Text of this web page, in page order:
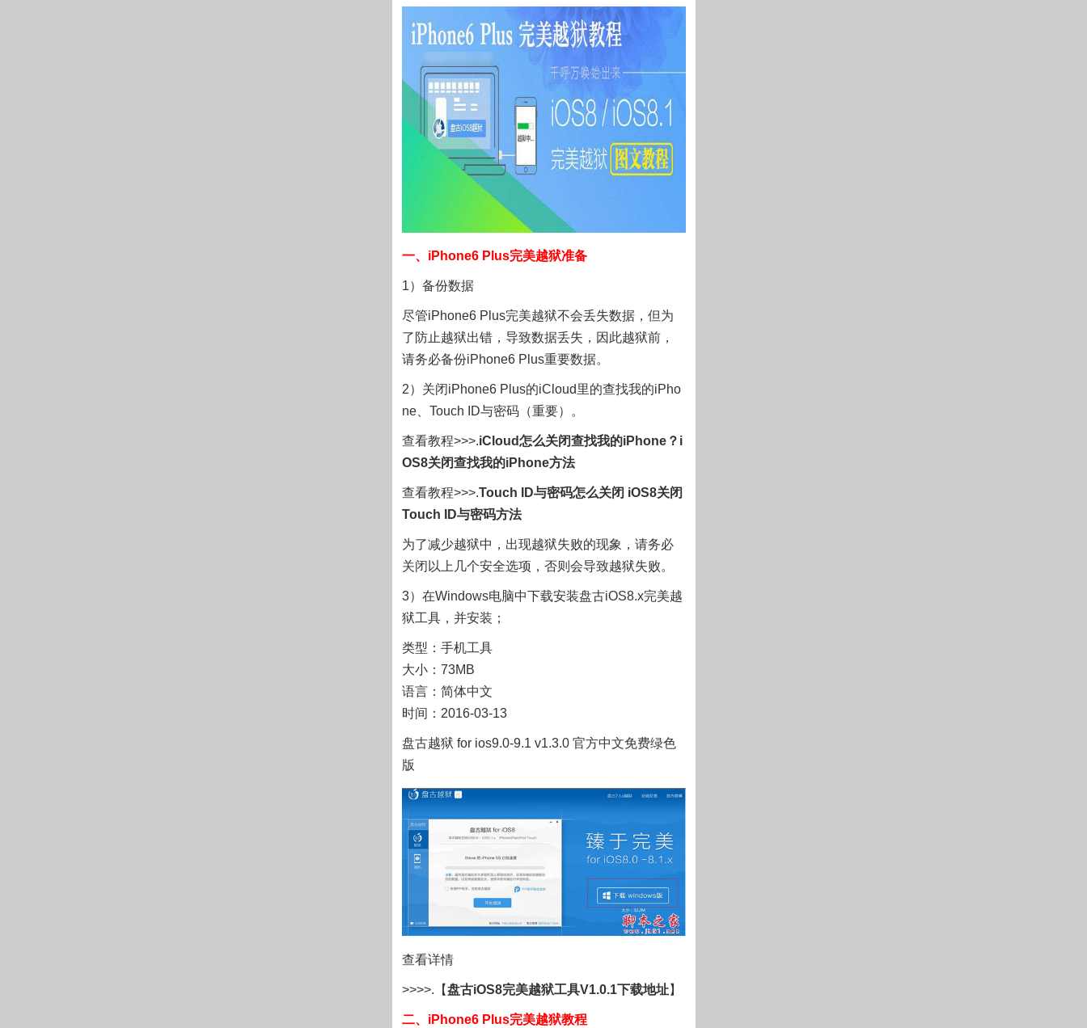
一、iPhone6 Plus完美越狱准备
1）备份数据
尽管iPhone6 Plus完美越狱不会丢失数据，但为
了防止越狱出错，导致数据丢失，因此越狱前，
请务必备份iPhone6 Plus重要数据。
2）关闭iPhone6 Plus的iCloud里的查找我的iPho
ne、Touch ID与密码（重要）。
查看教程>>>.iCloud怎么关闭查找我的iPhone？i
OS8关闭查找我的iPhone方法
查看教程>>>.Touch ID与密码怎么关闭 iOS8关闭
Touch ID与密码方法
为了减少越狱中，出现越狱失败的现象，请务必
关闭以上几个安全选项，否则会导致越狱失败。
3）在Windows电脑中下载安装盘古iOS8.x完美越
狱工具，并安装；
类型： 手机工具
大小： 73MB
语言： 简体中文
时间： 2016-03-13
盘古越狱 for ios9.0-9.1 v1.3.0 官方中文免费绿色
版
查看详情
>>>>.【盘古iOS8完美越狱工具V1.0.1下载地址】
二、iPhone6 Plus完美越狱教程